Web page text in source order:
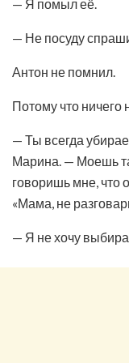
— Я помыл её.
— Не посуду
Антон не помнил.
Потому что ничего
— Ты всегда
Марина. — Моешь
говоришь мне, что
«Мама, не
— Я не хочу